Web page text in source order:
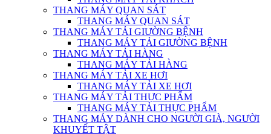
THANG MÁY QUAN SÁT
THANG MÁY QUAN SÁT
THANG MÁY TẢI GIƯỜNG BỆNH
THANG MÁY TẢI GIƯỜNG BỆNH
THANG MÁY TẢI HÀNG
THANG MÁY TẢI HÀNG
THANG MÁY TẢI XE HƠI
THANG MÁY TẢI XE HƠI
THANG MÁY TẢI THỰC PHẨM
THANG MÁY TẢI THỰC PHẨM
THANG MÁY DÀNH CHO NGƯỜI GIÀ, NGƯỜI
KHUYẾT TẬT